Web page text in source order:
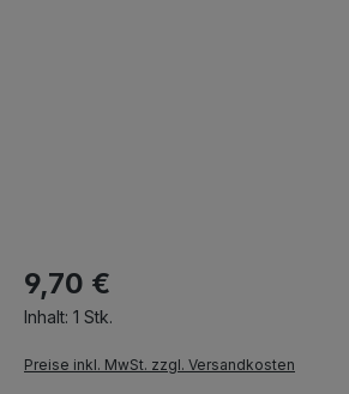
9,70 €
Inhalt: 1 Stk.
Preise inkl. MwSt. zzgl. Versandkosten